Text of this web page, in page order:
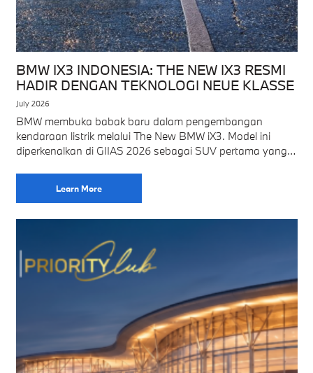
BMW IX3 INDONESIA: THE NEW IX3 RESMI
HADIR DENGAN TEKNOLOGI NEUE KLASSE
July 2026
BMW membuka babak baru dalam pengembangan
kendaraan listrik melalui The New BMW iX3. Model ini
diperkenalkan di GIIAS 2026 sebagai SUV pertama yang
Learn More